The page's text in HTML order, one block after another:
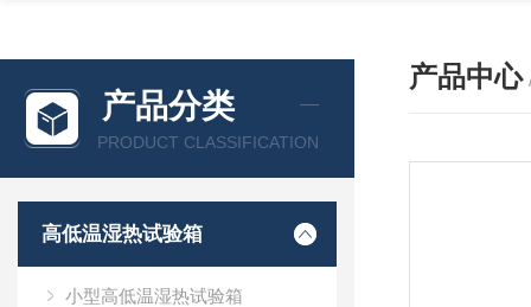
产品分类
PRODUCT CLASSIFICATION
高低温湿热试验箱
小型高低温湿热试验箱
产品中心